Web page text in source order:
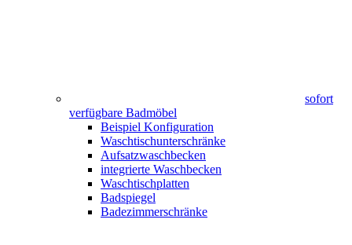
sofort
verfügbare Badmöbel
Beispiel Konfiguration
Waschtischunterschränke
Aufsatzwaschbecken
integrierte Waschbecken
Waschtischplatten
Badspiegel
Badezimmerschränke